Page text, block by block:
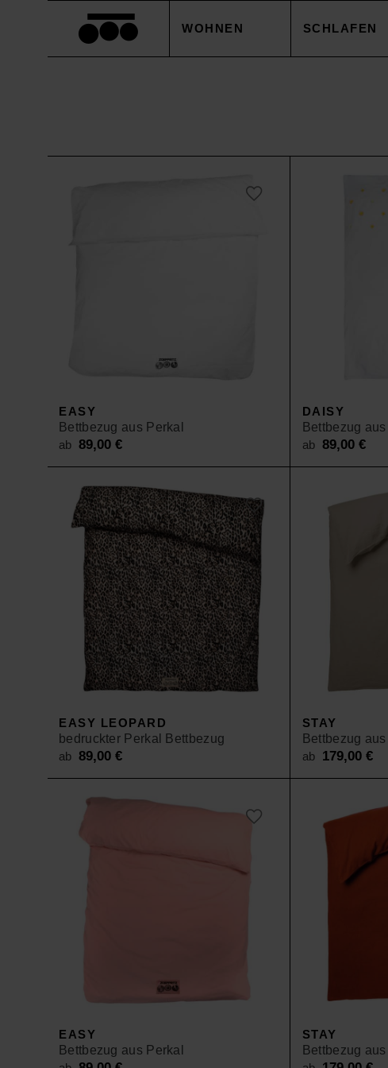
WOHNEN
ACCESSOIRES
SCHLAFEN
BETTLAKEN
EASY
Bettbezug aus Perkal
ab89,00€
DAISY
Bettbezug
ab 89,00 €
EASY LEOPARD
bedruckter Perkal Bettbezug
ab89,00€
STAY
Bettbezug
ab 179,00 €
EASY
Bettbezug aus Perkal
STAY
Bettbezug